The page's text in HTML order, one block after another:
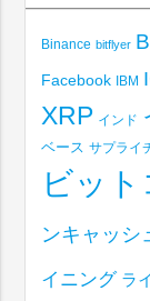
Binance bitflyer
Facebook IBM
XRP インド
ベース サプライ
ビッ
ンキャッシ
イニング ラ